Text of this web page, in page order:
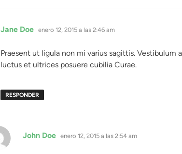
Jane Doe dice:
enero 12, 2015 a las 2:46 am
Praesent ut ligula non mi varius sagittis. Vestibulum
luctus et ultrices posuere cubilia Curae.
RESPONDER
John Doe dice:
enero 12, 2015 a las 2:54 am